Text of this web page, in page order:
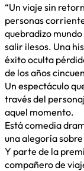
“Un viaje sin
personas
quebradizo
salir ilesos. Una
éxito oculta
de los años
Un espectáculo
través del
aquel momento.
Está comedia
una alegoría
Y parte de la
compañero de